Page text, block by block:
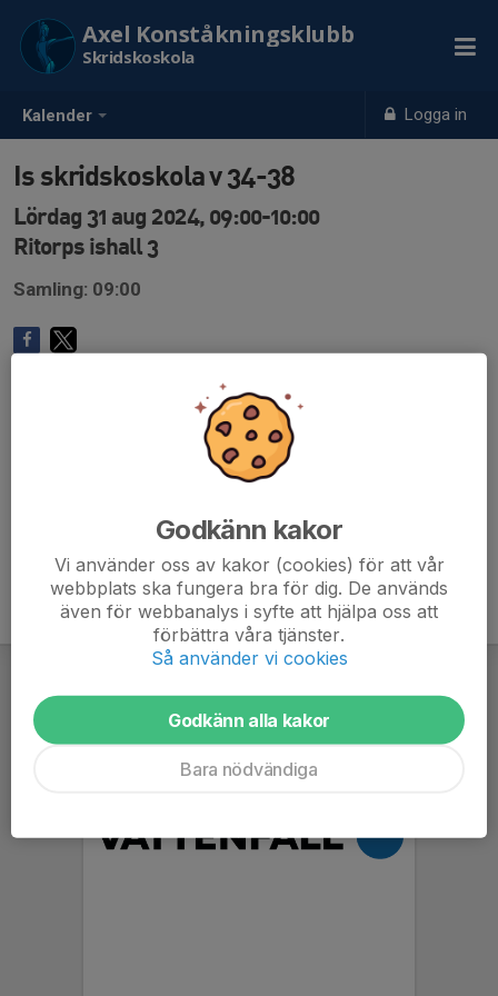
Kalender Logga in
Axel Konståkningsklubb
Skridskoskola
Is skridskoskola v 34-38
Lördag 31 aug 2024, 09:00-10:00
Ritorps ishall 3
Samling: 09:00
Godkänn kakor
Vi använder oss av kakor (cookies) för att vår
webbplats ska fungera bra för dig. De används
även för webbanalys i syfte att hjälpa oss att
förbättra våra tjänster.
Så använder vi cookies
Godkänn alla kakor
Bara nödvändiga